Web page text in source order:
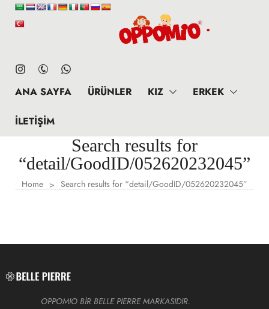
ANA SAYFA ÜRÜNLER KIZ ERKEK
İLETIŞIM
Search results for
“detail/GoodID/052620232045”
Home > Search results for “detail/GoodID/052620232045”
OPPOMIO BİR BELLE PIERRE MARKASIDIR.